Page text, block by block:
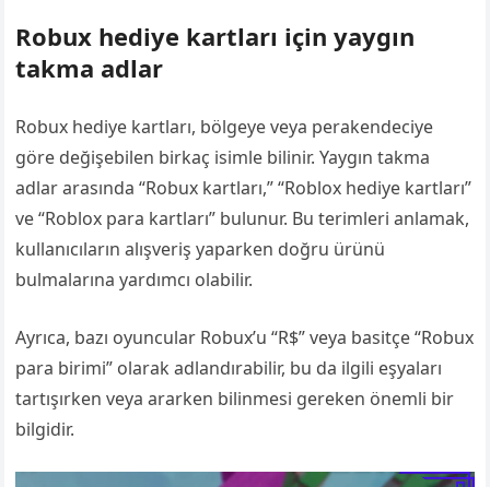
Robux hediye kartları için yaygın
takma adlar
Robux hediye kartları, bölgeye veya perakendeciye
göre değişebilen birkaç isimle bilinir. Yaygın takma
adlar arasında “Robux kartları,” “Roblox hediye kartları”
ve “Roblox para kartları” bulunur. Bu terimleri anlamak,
kullanıcıların alışveriş yaparken doğru ürünü
bulmalarına yardımcı olabilir.
Ayrıca, bazı oyuncular Robux’u “R$” veya basitçe “Robux
para birimi” olarak adlandırabilir, bu da ilgili eşyaları
tartışırken veya ararken bilinmesi gereken önemli bir
bilgidir.